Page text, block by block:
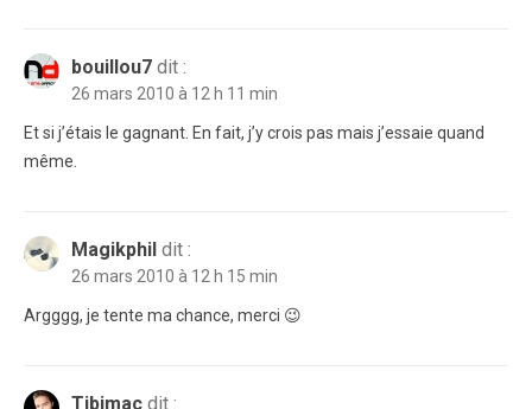
bouillou7 dit :
26 mars 2010 à 12 h 11 min
Et si j’étais le gagnant. En fait, j’y crois pas mais j’essaie quand
même.
Magikphil dit :
26 mars 2010 à 12 h 15 min
Argggg, je tente ma chance, merci 😉
Tibimac dit :